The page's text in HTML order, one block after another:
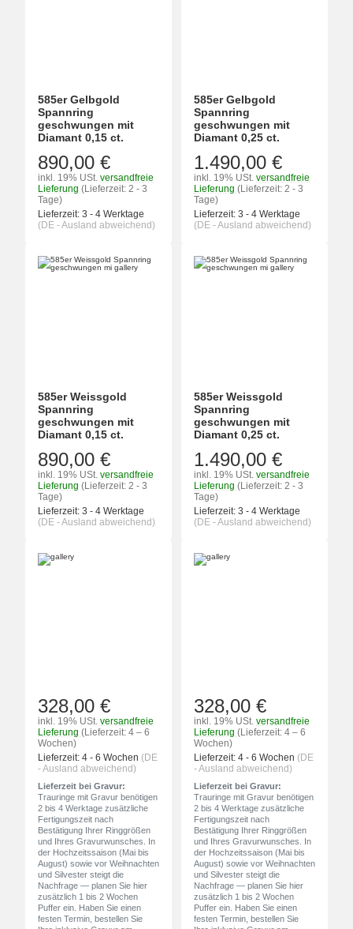
585er Gelbgold
Spannring
geschwungen mit
Diamant 0,15 ct.
890,00 €
inkl. 19% USt. versandfreie
Lieferung (Lieferzeit: 2 - 3
Tage)
Lieferzeit: 3 - 4 Werktage
(DE - Ausland abweichend)
585er Gelbgold
Spannring
geschwungen mit
Diamant 0,25 ct.
1.490,00 €
inkl. 19% USt. versandfreie
Lieferung (Lieferzeit: 2 - 3
Tage)
Lieferzeit: 3 - 4 Werktage
(DE - Ausland abweichend)
585er Weissgold
Spannring
geschwungen mit
Diamant 0,15 ct.
890,00 €
inkl. 19% USt. versandfreie
Lieferung (Lieferzeit: 2 - 3
Tage)
Lieferzeit: 3 - 4 Werktage
(DE - Ausland abweichend)
585er Weissgold
Spannring
geschwungen mit
Diamant 0,25 ct.
1.490,00 €
inkl. 19% USt. versandfreie
Lieferung (Lieferzeit: 2 - 3
Tage)
Lieferzeit: 3 - 4 Werktage
(DE - Ausland abweichend)
328,00 €
inkl. 19% USt. versandfreie
Lieferung (Lieferzeit: 4 – 6
Wochen)
Lieferzeit: 4 - 6 Wochen (DE
- Ausland abweichend)
Lieferzeit bei Gravur:
Trauringe mit Gravur benötigen
2 bis 4 Werktage zusätzliche
Fertigungszeit nach
Bestätigung Ihrer Ringgrößen
und Ihres Gravurwunsches. In
der Hochzeitssaison (Mai bis
August) sowie vor Weihnachten
und Silvester steigt die
Nachfrage — planen Sie hier
zusätzlich 1 bis 2 Wochen
Puffer ein. Haben Sie einen
festen Termin, bestellen Sie
328,00 €
inkl. 19% USt. versandfreie
Lieferung (Lieferzeit: 4 – 6
Wochen)
Lieferzeit: 4 - 6 Wochen (DE
- Ausland abweichend)
Lieferzeit bei Gravur:
Trauringe mit Gravur benötigen
2 bis 4 Werktage zusätzliche
Fertigungszeit nach
Bestätigung Ihrer Ringgrößen
und Ihres Gravurwunsches. In
der Hochzeitssaison (Mai bis
August) sowie vor Weihnachten
und Silvester steigt die
Nachfrage — planen Sie hier
zusätzlich 1 bis 2 Wochen
Puffer ein. Haben Sie einen
festen Termin, bestellen Sie